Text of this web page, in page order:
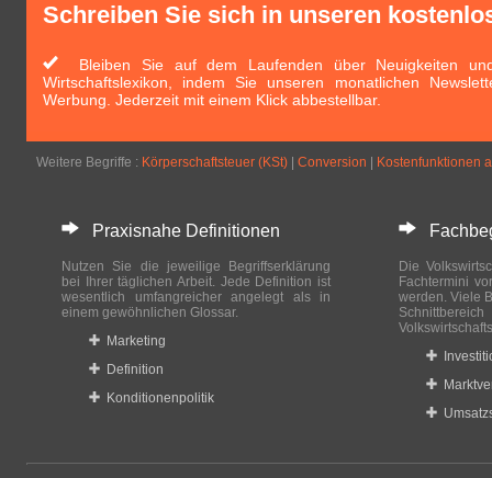
Schreiben Sie sich in unseren
Bleiben Sie auf dem Laufenden über Neuigkeiten
Wirtschaftslexikon, indem Sie unseren monatlichen
Werbung. Jederzeit mit einem Klick abbestellbar.
Weitere Begriffe : Körperschaftsteuer (KSt) Conversion Kostenfunktionen
Praxisnahe Definitionen
Nutzen Sie die jeweilige Begriffserklärung
bei Ihrer täglichen Arbeit. Jede Definition ist
wesentlich umfangreicher angelegt als in
einem gewöhnlichen Glossar.
Marketing
Definition
Konditionenpolitik
Die
Fachtermini
werden. Viele